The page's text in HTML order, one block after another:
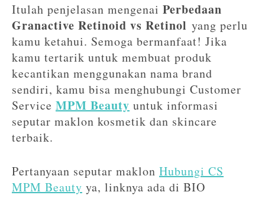
Itulah penjelasan mengenai Perbedaan
Granactive Retinoid vs Retinol yang perlu
kamu ketahui. Semoga bermanfaat! Jika
kamu tertarik untuk membuat produk
kecantikan menggunakan nama brand
sendiri, kamu bisa menghubungi Customer
Service MPM Beauty untuk informasi
seputar maklon kosmetik dan skincare
terbaik.
Pertanyaan seputar maklon Hubungi CS
MPM Beauty ya, linknya ada di BIO